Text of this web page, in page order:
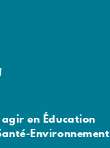
en Éducation
Environnement